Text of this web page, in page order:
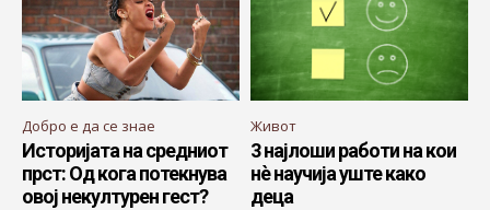
Добро е да се знае
Историјата на средниот
прст: Од кога потекнува
овој некултурен гест?
Живот
3 најлоши работи на кои
нè научија уште како
деца